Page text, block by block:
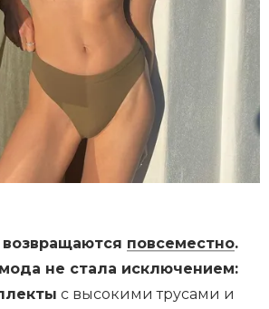
повсеместно.
не стала исключением:
с высокими трусами и